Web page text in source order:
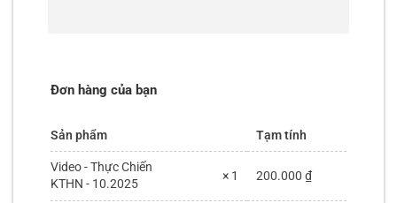
Đơn hàng của bạn
Sản phẩm Tạm tính
Video - Thực Chiến
KTHN - 10.2025
× 1 200.000 ₫